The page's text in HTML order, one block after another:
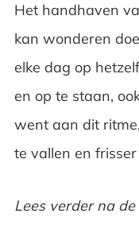
hoofdkussen
Kies luxe en
Draag
Het handhaven
kan wonderen
elke dag op
en op te staan,
went aan dit
te vallen en
Lees verder na